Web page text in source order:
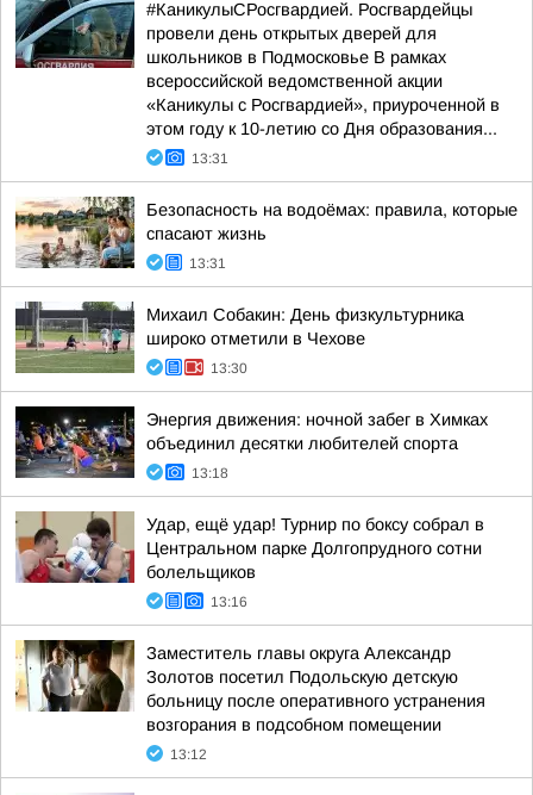
#КаникулыСРосгвардией. Росгвардейцы
провели день открытых дверей для
школьников в Подмосковье В рамках
всероссийской ведомственной акции
«Каникулы с Росгвардией», приуроченной в
этом году к 10-летию со Дня образования...
13:31
Безопасность на водоёмах: правила, которые
спасают жизнь
13:31
Михаил Собакин: День физкультурника
широко отметили в Чехове
13:30
Энергия движения: ночной забег в Химках
объединил десятки любителей спорта
13:18
Удар, ещё удар! Турнир по боксу собрал в
Центральном парке Долгопрудного сотни
болельщиков
13:16
Заместитель главы округа Александр
Золотов посетил Подольскую детскую
больницу после оперативного устранения
возгорания в подсобном помещении
13:12